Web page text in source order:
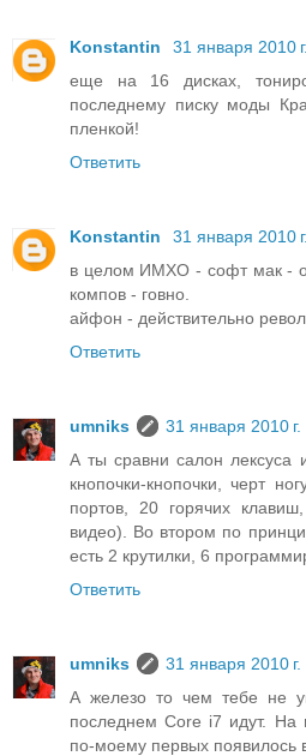
Konstantin
31 января 2010
еще на 16 дисках,
последнему писку моды
пленкой!
Ответить
Konstantin
31 января 2010
в целом ИМХО - софт мак -
компов - говно.
айфон - действительно
Ответить
umniks
31 января 2010
А ты сравни салон
кнопочки-кнопочки, черт
портов, 20 горячих
видео). Во втором по
есть 2 крутилки, 6
Ответить
umniks
31 января 2010
А железо то чем тебе не
последнем Core i7 идут. На
по-моему первых появилось